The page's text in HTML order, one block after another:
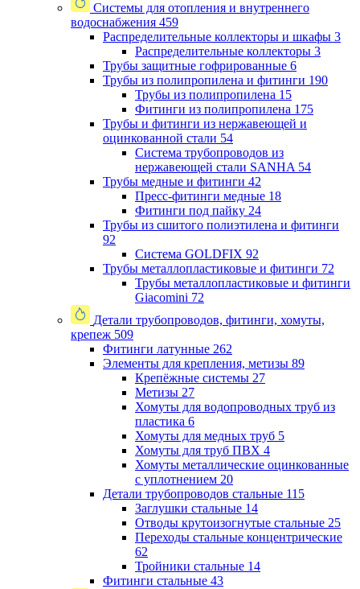
Системы для отопления и внутреннего
водоснабжения 459
Распределительные коллекторы и шкафы 3
Распределительные коллекторы 3
Трубы защитные гофрированные 6
Трубы из полипропилена и фитинги 190
Трубы из полипропилена 15
Фитинги из полипропилена 175
Трубы и фитинги из нержавеющей и
оцинкованной стали 54
Система трубопроводов из
нержавеющей стали SANHA 54
Трубы медные и фитинги 42
Пресс-фитинги медные 18
Фитинги под пайку 24
Трубы из сшитого полиэтилена и фитинги
92
Система GOLDFIX 92
Трубы металлопластиковые и фитинги 72
Трубы металлопластиковые и фитинги
Giacomini 72
Детали трубопроводов, фитинги, хомуты,
крепеж 509
Фитинги латунные 262
Элементы для крепления, метизы 89
Крепёжные системы 27
Метизы 27
Хомуты для водопроводных труб из
пластика 6
Хомуты для медных труб 5
Хомуты для труб ПВХ 4
Хомуты металлические оцинкованные
с уплотнением 20
Детали трубопроводов стальные 115
Заглушки стальные 14
Отводы крутоизогнутые стальные 25
Переходы стальные концентрические
62
Тройники стальные 14
Фитинги стальные 43